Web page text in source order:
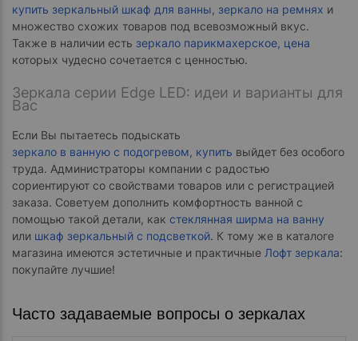
купить зеркальный шкаф для ванны, зеркало на ремнях и
множество схожих товаров под всевозможный вкус.
Также в наличии есть зеркало парикмахерское, цена
которых чудесно сочетается с ценностью.
Зеркала серии Edge LED: идеи и варианты для
Вас
Если Вы пытаетесь подыскать
зеркало в ванную с подогревом, купить выйдет без особого
труда. Администраторы компании с радостью
сориентируют со свойствами товаров или с регистрацией
заказа. Советуем дополнить комфортность ванной с
помощью такой детали, как стеклянная ширма на ванну
или шкаф зеркальный с подсветкой. К тому же в каталоге
магазина имеются эстетичные и практичные Лофт зеркала:
покупайте лучшие!
Часто задаваемые вопросы о зеркалах